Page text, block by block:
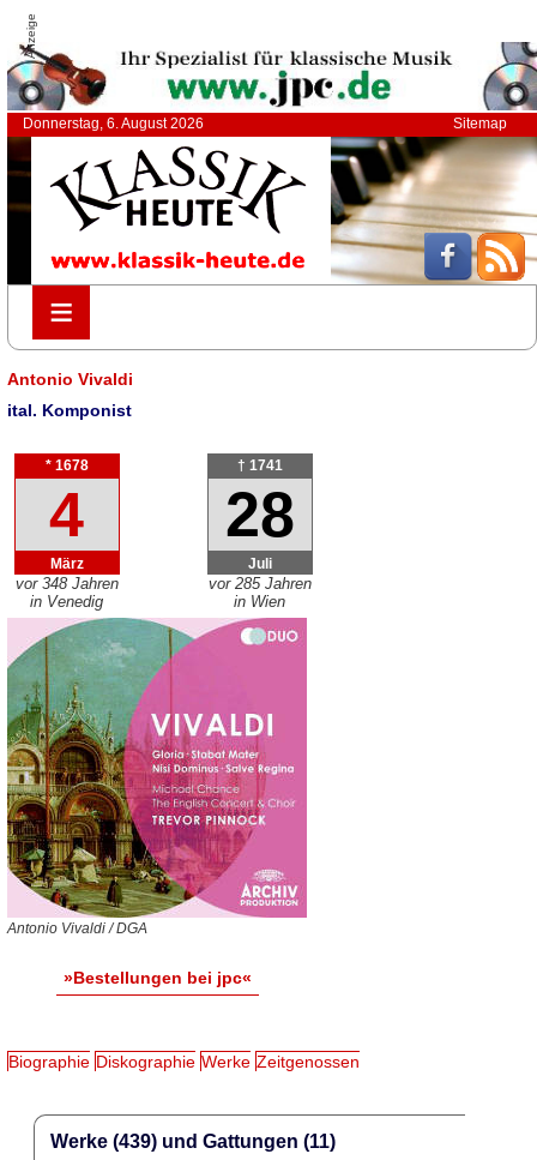
Anzeige
Donnerstag, 6. August 2026 Sitemap
≡
≡
Antonio Vivaldi
ital. Komponist
* 1678
4
März
vor 348 Jahren
in Venedig
† 1741
28
Juli
vor 285 Jahren
in Wien
Antonio Vivaldi / DGA
»Bestellungen bei jpc«
Biographie Diskographie Werke Zeitgenossen
Werke (439) und Gattungen (11)